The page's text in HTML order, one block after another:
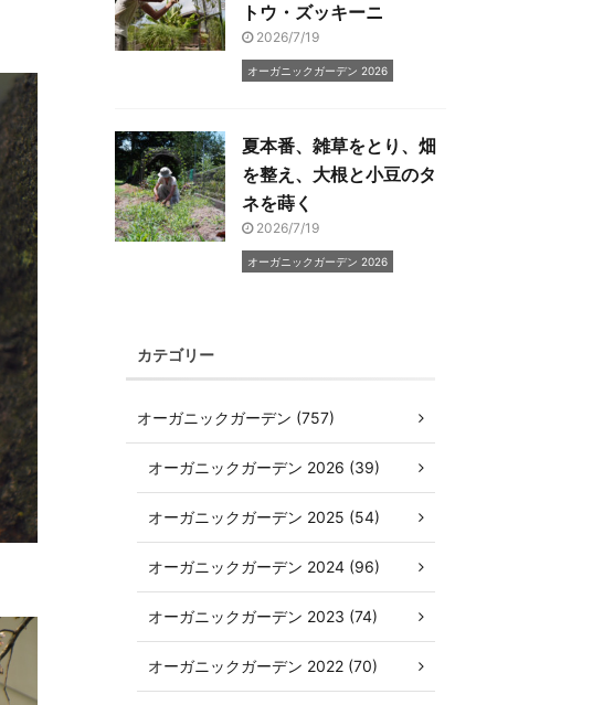
トウ・ズッキーニ
2026/7/19
オーガニックガーデン 2026
夏本番、雑草をとり、畑
を整え、大根と小豆のタ
ネを蒔く
2026/7/19
オーガニックガーデン 2026
カテゴリー
オーガニックガーデン (757)
オーガニックガーデン 2026 (39)
オーガニックガーデン 2025 (54)
オーガニックガーデン 2024 (96)
オーガニックガーデン 2023 (74)
オーガニックガーデン 2022 (70)